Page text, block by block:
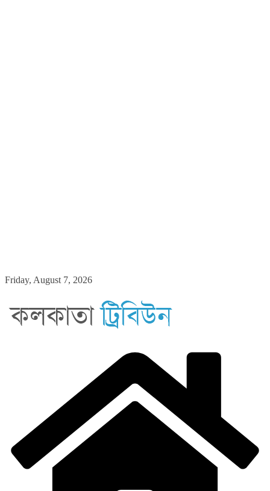
Skip
Friday, August 7, 2026